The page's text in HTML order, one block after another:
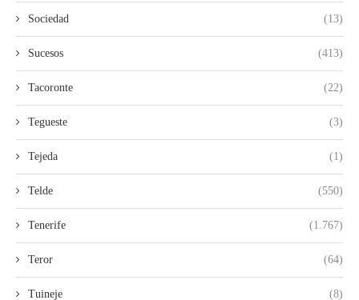
Sociedad (13)
Sucesos (413)
Tacoronte (22)
Tegueste (3)
Tejeda (1)
Telde (550)
Tenerife (1.767)
Teror (64)
Tuineje (8)